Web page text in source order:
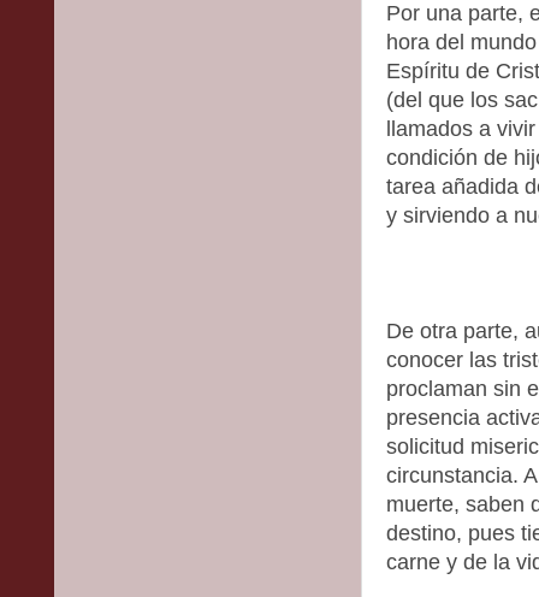
Por una parte,
hora del
Espíritu de
(del que los
llamados a
condición de
tarea añadida
y sirviendo a
De otra parte,
conocer las
proclaman sin
presencia
solicitud
circunstancia.
muerte, saben
destino, pues
carne y de la